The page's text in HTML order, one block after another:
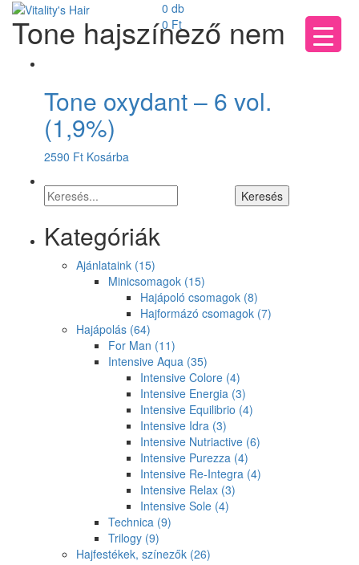
0 db
0 Ft
Tone hajszínező nem
Tone oxydant – 6 vol.
(1,9%)
2590 Ft Kosárba
Kategóriák
Ajánlataink (15)
Minicsomagok (15)
Hajápoló csomagok (8)
Hajformázó csomagok (7)
Hajápolás (64)
For Man (11)
Intensive Aqua (35)
Intensive Colore (4)
Intensive Energia (3)
Intensive Equilibrio (4)
Intensive Idra (3)
Intensive Nutriactive (6)
Intensive Purezza (4)
Intensive Re-Integra (4)
Intensive Relax (3)
Intensive Sole (4)
Technica (9)
Trilogy (9)
Hajfestékek, színezők (26)